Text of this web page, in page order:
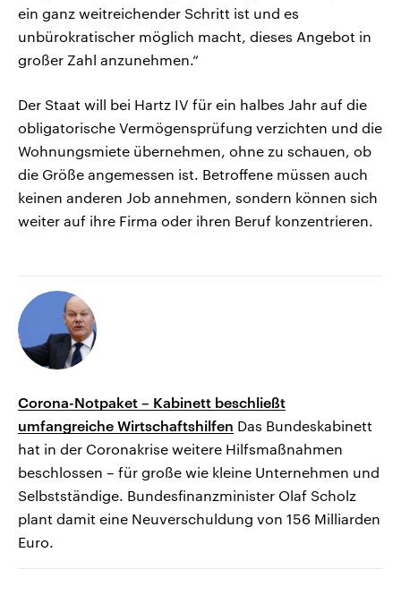
ein ganz weitreichender Schritt ist und es
unbürokratischer möglich macht, dieses Angebot in
großer Zahl anzunehmen.“
Der Staat will bei Hartz IV für ein halbes Jahr auf die
obligatorische Vermögensprüfung verzichten und die
Wohnungsmiete übernehmen, ohne zu schauen, ob
die Größe angemessen ist. Betroffene müssen auch
keinen anderen Job annehmen, sondern können sich
weiter auf ihre Firma oder ihren Beruf konzentrieren.
Corona-Notpaket – Kabinett beschließt
umfangreiche Wirtschaftshilfen Das Bundeskabinett
hat in der Coronakrise weitere Hilfsmaßnahmen
beschlossen – für große wie kleine Unternehmen und
Selbstständige. Bundesfinanzminister Olaf Scholz
plant damit eine Neuverschuldung von 156 Milliarden
Euro.